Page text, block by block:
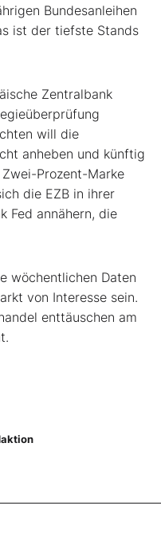
Bundesanleihen
ist der tiefste Stands
Zentralbank
will die
anheben und künftig
Prozent-Marke
die EZB in ihrer
Fed annähern, die
wöchentlichen Daten
von Interesse sein.
enttäuschen am